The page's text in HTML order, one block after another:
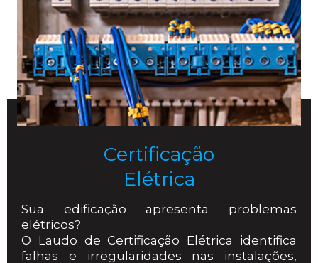
Certificação
Elétrica
Sua edificação apresenta problemas
elétricos?
O Laudo de Certificação Elétrica identifica
falhas e irregularidades nas instalações,